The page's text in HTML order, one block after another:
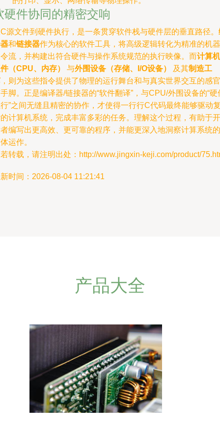
硬件协同的精密交响
源文件到硬件执行，是一条贯穿软件栈与硬件层的垂直路径。
和链接器作为核心的软件工具，将高级逻辑转化为精准的机器
流，并构建出符合硬件与操作系统规范的执行映像。而计算机
（CPU、内存）
与外围设备（存储、I/O设备） 及其制造工
，则为这些指令提供了物理的运行舞台和与真实世界交互的感官
脚。正是编译器/链接器的“软件翻译”，与CPU/外围设备的“硬
”之间无缝且精密的协作，才使得一行行C代码最终能够驱动
计算机系统，完成丰富多彩的任务。理解这个过程，有助于开
编写出更高效、更可靠的程序，并能更深入地洞察计算系统的
运作。
转载，请注明出处：http://www.jingxin-keji.com/product/
时间：2026-08-04 11:21:41
产品大全